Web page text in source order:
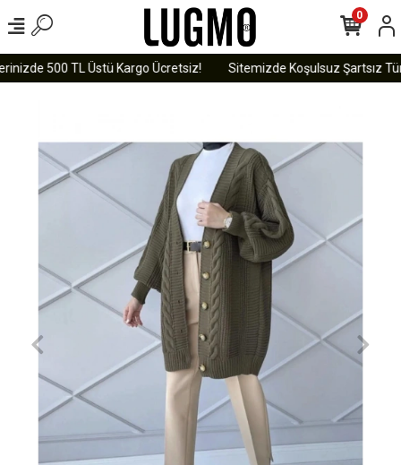
500 TL Üstü Kargo Ücretsiz! Sitemizde Koşulsuz Şartsız
0